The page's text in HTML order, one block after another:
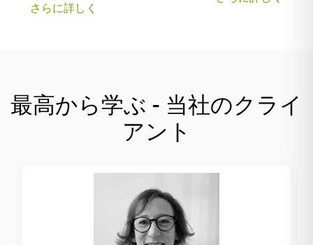
さらに詳しく
最高から学ぶ - 当社のクライ
アント